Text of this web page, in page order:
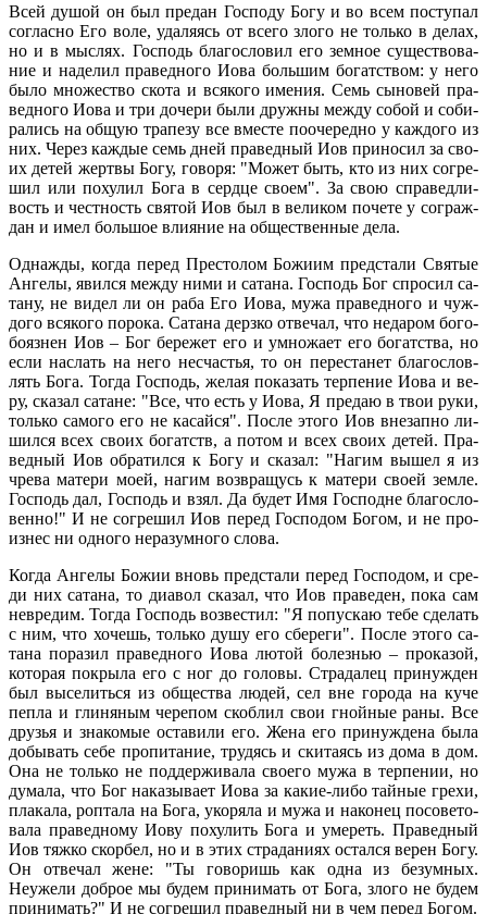
Всей ду­шой он был пре­дан Гос­по­ду Бо­гу и во всем по­сту­пал
со­глас­но Его во­ле, уда­ля­ясь от все­го зло­го не толь­ко в де­лах,
но и в мыс­лях. Гос­подь бла­го­сло­вил его зем­ное су­ще­ство­ва­
ние и на­де­лил пра­вед­но­го Иова боль­шим бо­гат­ством: у него
бы­ло мно­же­ство ско­та и вся­ко­го име­ния. Семь сы­но­вей пра­
вед­но­го Иова и три до­че­ри бы­ли друж­ны меж­ду со­бой и со­би­
ра­лись на об­щую тра­пе­зу все вме­сте по­оче­ред­но у каж­до­го из
них. Через каж­дые семь дней пра­вед­ный Иов при­но­сил за сво­
их де­тей жерт­вы Бо­гу, го­во­ря: "Мо­жет быть, кто из них со­гре­
шил или по­ху­лил Бо­га в серд­це сво­ем". За свою спра­вед­ли­
вость и чест­ность свя­той Иов был в ве­ли­ком по­че­те у со­граж­
дан и имел боль­шое вли­я­ние на об­ще­ствен­ные де­ла.
Од­на­жды, ко­гда пе­ред Пре­сто­лом Бо­жи­им пред­ста­ли Свя­тые
Ан­ге­лы, явил­ся меж­ду ни­ми и са­та­на. Гос­подь Бог спро­сил са­
та­ну, не ви­дел ли он ра­ба Его Иова, му­жа пра­вед­но­го и чуж­
до­го вся­ко­го по­ро­ка. Са­та­на дерз­ко от­ве­чал, что неда­ром бо­го­
бо­яз­нен Иов – Бог бе­ре­жет его и умно­жа­ет его бо­гат­ства, но
ес­ли на­слать на него несча­стья, то он пе­ре­станет бла­го­слов­
лять Бо­га. То­гда Гос­подь, же­лая по­ка­зать тер­пе­ние Иова и ве­
ру, ска­зал са­тане: "Все, что есть у Иова, Я пре­даю в твои ру­ки,
толь­ко са­мо­го его не ка­сай­ся". По­сле это­го Иов вне­зап­но ли­
шил­ся всех сво­их бо­гатств, а по­том и всех сво­их де­тей. Пра­
вед­ный Иов об­ра­тил­ся к Бо­гу и ска­зал: "На­гим вы­шел я из
чре­ва ма­те­ри мо­ей, на­гим воз­вра­щусь к ма­те­ри сво­ей зем­ле.
Гос­подь дал, Гос­подь и взял. Да бу­дет Имя Гос­подне бла­го­сло­
вен­но!" И не со­гре­шил Иов пе­ред Гос­по­дом Бо­гом, и не про­
из­нес ни од­но­го нера­зум­но­го сло­ва.
Ко­гда Ан­ге­лы Бо­жии вновь пред­ста­ли пе­ред Гос­по­дом, и сре­
ди них са­та­на, то диа­вол ска­зал, что Иов пра­ве­ден, по­ка сам
невре­дим. То­гда Гос­подь воз­ве­стил: "Я по­пус­каю те­бе сде­лать
с ним, что хо­чешь, толь­ко ду­шу его сбе­ре­ги". По­сле это­го са­
та­на по­ра­зил пра­вед­но­го Иова лю­той бо­лез­нью – про­ка­зой,
ко­то­рая по­кры­ла его с ног до го­ло­вы. Стра­да­лец при­нуж­ден
был вы­се­лить­ся из об­ще­ства лю­дей, сел вне го­ро­да на ку­че
пеп­ла и гли­ня­ным че­ре­пом скоб­лил свои гной­ные ра­ны. Все
дру­зья и зна­ко­мые оста­ви­ли его. Же­на его при­нуж­де­на бы­ла
до­бы­вать се­бе про­пи­та­ние, тру­дясь и ски­та­ясь из до­ма в дом.
Она не толь­ко не под­дер­жи­ва­ла сво­е­го му­жа в тер­пе­нии, но
ду­ма­ла, что Бог на­ка­зы­ва­ет Иова за ка­кие-ли­бо тай­ные гре­хи,
пла­ка­ла, роп­та­ла на Бо­га, уко­ря­ла и му­жа и на­ко­нец по­со­ве­то­
ва­ла пра­вед­но­му Иову по­ху­лить Бо­га и уме­реть. Пра­вед­ный
Иов тяж­ко скор­бел, но и в этих стра­да­ни­ях остал­ся ве­рен Бо­гу.
Он от­ве­чал жене: "Ты го­во­ришь как од­на из безум­ных.
Неуже­ли доб­рое мы бу­дем при­ни­мать от Бо­га, зло­го не бу­дем
при­ни­мать?" И не со­гре­шил пра­вед­ный ни в чем пе­ред Бо­гом.